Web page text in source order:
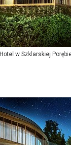
Hotel w Szklarskiej